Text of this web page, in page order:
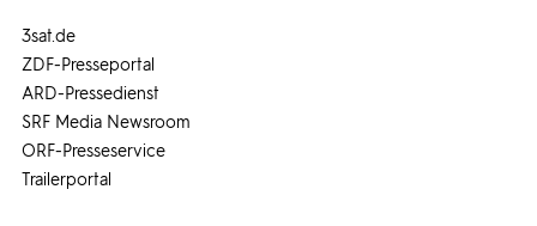
3sat.de
ZDF-Presseportal
ARD-Pressedienst
SRF Media Newsroom
ORF-Presseservice
Trailerportal